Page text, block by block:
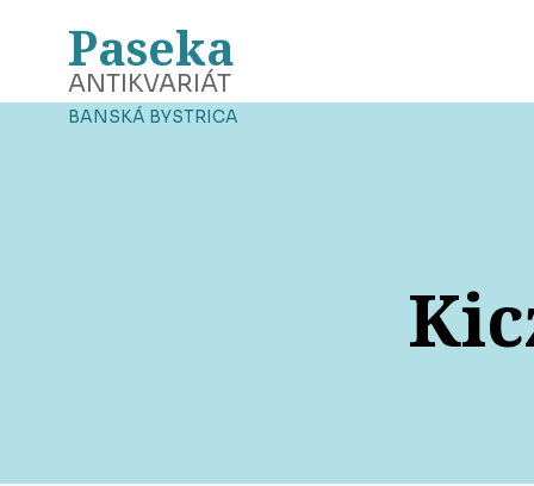
Paseka
ANTIKVARIÁT
BANSKÁ BYSTRICA